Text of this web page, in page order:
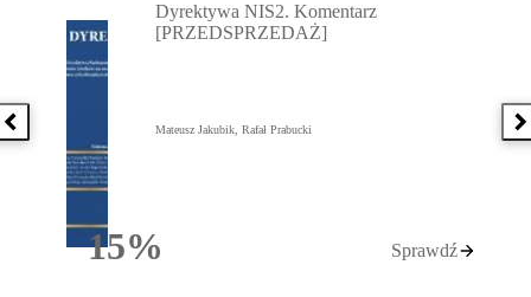
Poprzednia książka
15%Rabatu
Dyrektywa NIS2. Komentarz
[PRZEDSPRZEDAŻ]
Mateusz Jakubik, Rafał Prabucki
Sprawdź